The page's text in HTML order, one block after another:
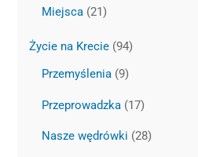
Miejsca(21)
Życie na Krecie (94)
Przemyślenia(9)
Przeprowadzka(17)
Nasze wędrówki (28)